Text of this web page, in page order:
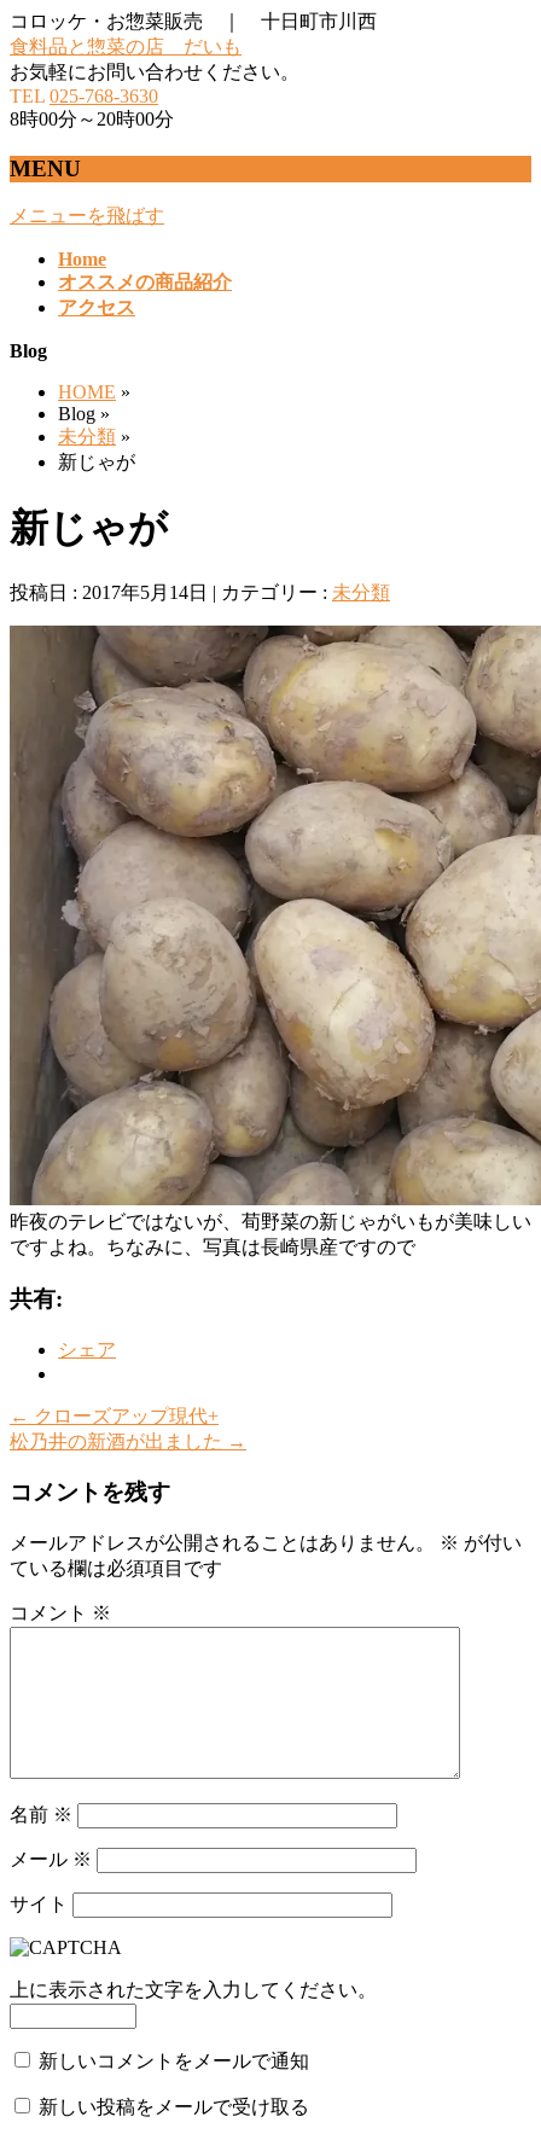
コロッケ・お惣菜販売 ｜ 十日町市川西
食料品と惣菜の店 だいも
お気軽にお問い合わせください。
TEL 025-768-3630
8時00分～20時00分
MENU
メニューを飛ばす
Home
オススメの商品紹介
アクセス
Blog
HOME »
Blog »
未分類 »
新じゃが
新じゃが
投稿日 : 2017年5月14日 | カテゴリー : 未分類
昨夜のテレビではないが、荀野菜の新じゃがいもが美味しい
ですよね。ちなみに、写真は長崎県産ですので
共有:
シェア
← クローズアップ現代+
松乃井の新酒が出ました →
コメントを残す
メールアドレスが公開されることはありません。 ※ が付い
ている欄は必須項目です
コメント ※
名前 ※
メール ※
サイト
上に表示された文字を入力してください。
新しいコメントをメールで通知
新しい投稿をメールで受け取る